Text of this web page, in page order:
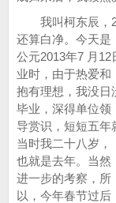
我叫柯东辰，29
还算白净。今天是
公元2013年7 月
业时，由于热爱和
抱有理想，我没日
毕业，深得单位领
导赏识，短短五年
当时我二十八岁，
也就是去年。当然
进一步的考察，所
以，今年春节过后